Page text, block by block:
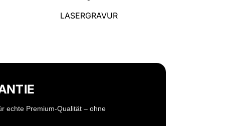
LASERGRAVUR
echte Premium-Qualität – ohne